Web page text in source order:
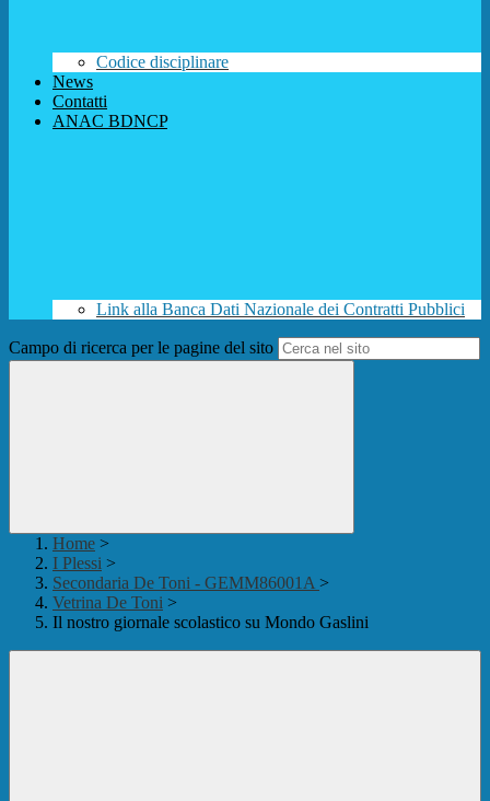
Codice disciplinare
News
Contatti
ANAC BDNCP
Link alla Banca Dati Nazionale dei Contratti Pubblici
Campo di ricerca per le pagine del sito
Home >
I Plessi >
Secondaria De Toni - GEMM86001A >
Vetrina De Toni >
Il nostro giornale scolastico su Mondo Gaslini